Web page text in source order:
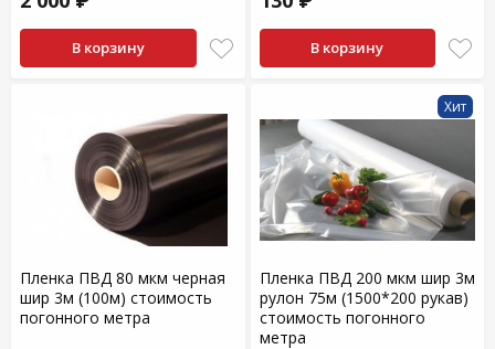
В корзину В корзину
Пленка ПВД 80 мкм черная
шир 3м (100м) стоимость
погонного метра
Хит
Пленка ПВД 200 мкм шир 3м
рулон 75м (1500*200 рукав)
стоимость погонного
метра